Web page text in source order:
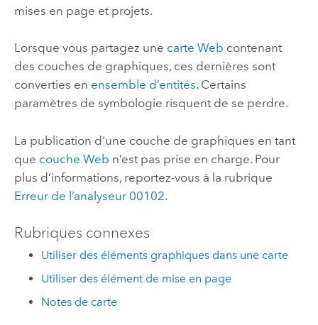
mises en page et projets.
Lorsque vous partagez une carte Web contenant
des couches de graphiques, ces dernières sont
converties en ensemble d’entités. Certains
paramètres de symbologie risquent de se perdre.
La publication d’une couche de graphiques en tant
que couche Web n’est pas prise en charge. Pour
plus d’informations, reportez-vous à la rubrique
Erreur de l’analyseur 00102.
Rubriques connexes
Utiliser des éléments graphiques dans une carte
Utiliser des élément de mise en page
Notes de carte